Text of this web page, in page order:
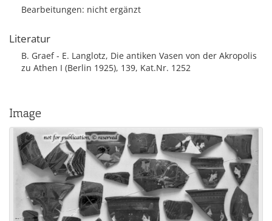
Bearbeitungen: nicht ergänzt
Literatur
B. Graef - E. Langlotz, Die antiken Vasen von der Akropolis
zu Athen I (Berlin 1925), 139, Kat.Nr. 1252
Image